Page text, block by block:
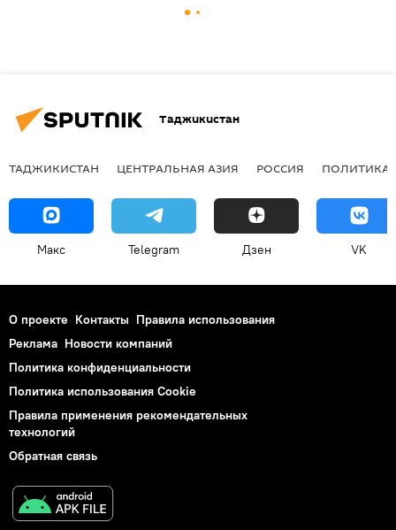
Таджикистан
ТАДЖИКИСТАН ЦЕНТРАЛЬНАЯ АЗИЯ РОССИЯ ПОЛИТИКА
Макс Telegram Дзен VK
О проекте Контакты Правила использования
Реклама Новости компаний
Политика конфиденциальности
Политика использования Cookie
Правила применения рекомендательных
технологий
Обратная связь